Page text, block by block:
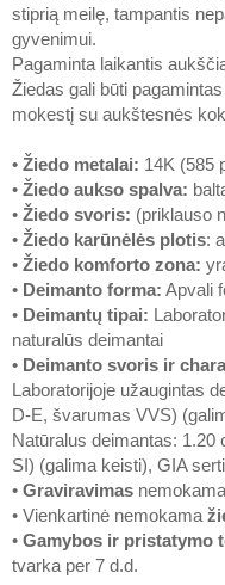
stiprią meilę, tampantis
gyvenimui.
Pagaminta laikantis
Žiedas gali būti
mokestį su aukštesnės
• Žiedo metalai: 14K (585
• Žiedo aukso spalva:
• Žiedo svoris: (priklauso
• Žiedo karūnėlės plotis:
• Žiedo komforto zona:
• Deimanto forma: Apvali
• Deimantų tipai:
naturalūs deimantai
• Deimanto svoris ir
Laboratorijoje užaugintas
D-E, švarumas VVS)
Natūralus deimantas:
SI) (galima keisti), GIA
• Graviravimas
• Vienkartinė nemokama
• Gamybos ir pristatymo
tvarka per 7 d.d.